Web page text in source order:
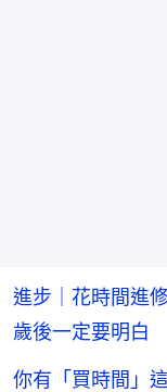
進步｜花時間進
歲後一定要明白
你有「買時間」